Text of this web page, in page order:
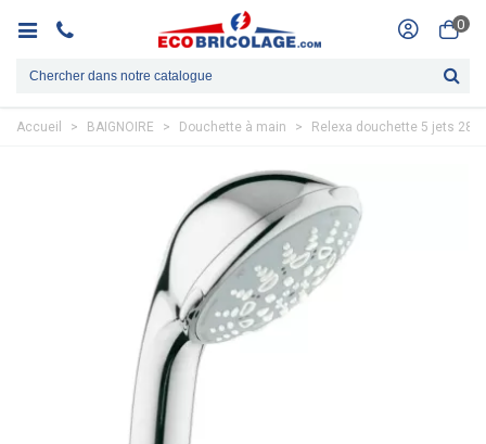
0
Accueil > BAIGNOIRE > Douchette à main > Relexa douchette 5 jets